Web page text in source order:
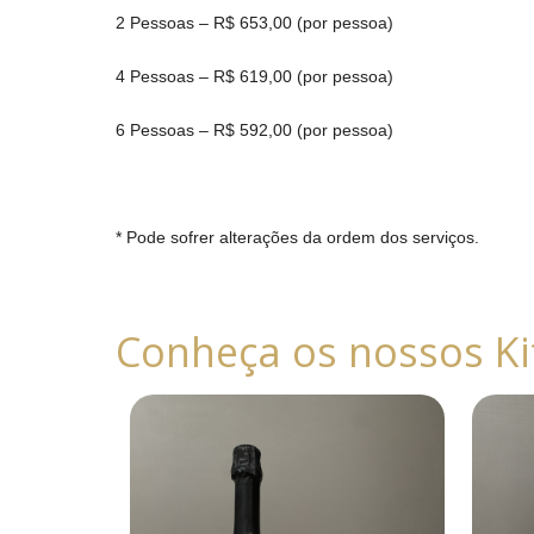
2 Pessoas – R$ 653,00 (por pessoa)
4 Pessoas – R$ 619,00 (por pessoa)
6 Pessoas – R$ 592,00 (por pessoa)
* Pode sofrer alterações da ordem dos serviços.
Conheça os nossos